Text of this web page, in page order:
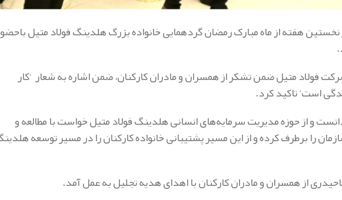
هفته از ماه مبارک رمضان گردهمایی خانواده بزرگ هلدینگ فولاد متیل
فولاد متیل ضمن تشکر از همسران و مادران کارکنان، ضمن اشاره به شعار ‘کار
است’ تاکید کرد.
و از حوزه مدیریت سرمایه‌های انسانی هلدینگ فولاد متیل خواست با مطالعه و
را برطرف کرده و از این مسیر پشتیبانی خانواده کارکنان را در مسیر توسعه
از همسران و مادران کارکنان با اهدای هدیه تجلیل به عمل آمد.